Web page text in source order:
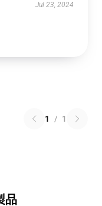
Jul 23, 2024
1 / 1
品